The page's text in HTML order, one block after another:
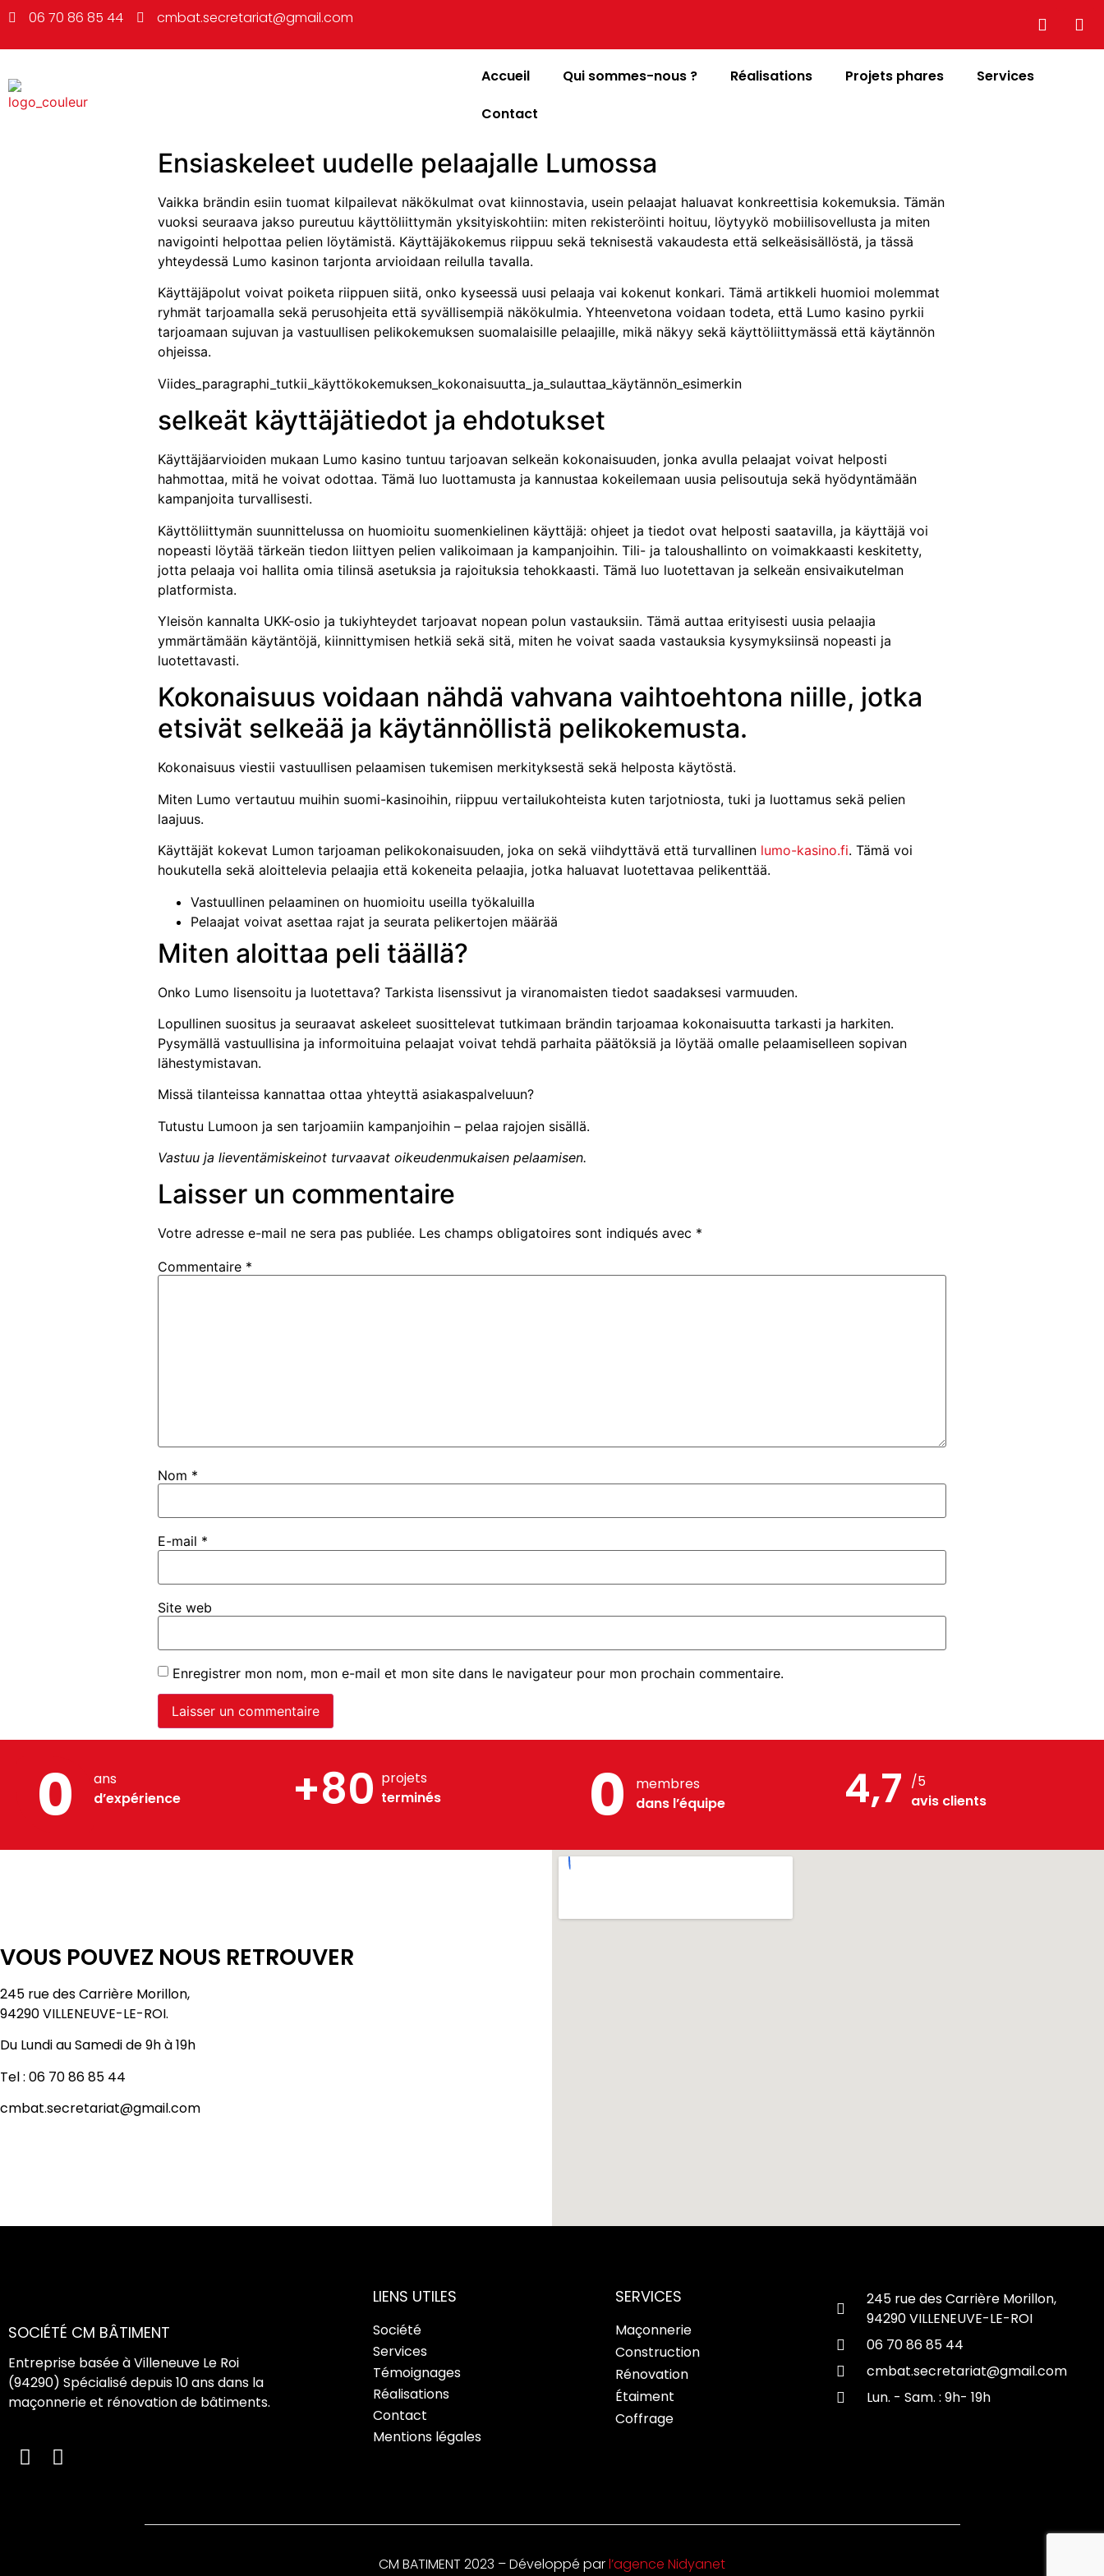
06 70 86 85 44 cmbat.secretariat@gmail.com
Accueil Qui sommes-nous ? Réalisations Projets phares
Services
Contact
Ensiaskeleet uudelle pelaajalle Lumossa
Vaikka brändin esiin tuomat kilpailevat näkökulmat ovat kiinnostavia, usein pelaajat haluavat konkreettisia kokemuksia. Tämän
vuoksi seuraava jakso pureutuu käyttöliittymän yksityiskohtiin: miten rekisteröinti hoituu, löytyykö mobiilisovellusta ja miten
navigointi helpottaa pelien löytämistä. Käyttäjäkokemus riippuu sekä teknisestä vakaudesta että selkeäsisällöstä, ja tässä
yhteydessä Lumo kasinon tarjonta arvioidaan reilulla tavalla.
Käyttäjäpolut voivat poiketa riippuen siitä, onko kyseessä uusi pelaaja vai kokenut konkari. Tämä artikkeli huomioi molemmat
ryhmät tarjoamalla sekä perusohjeita että syvällisempiä näkökulmia. Yhteenvetona voidaan todeta, että Lumo kasino pyrkii
tarjoamaan sujuvan ja vastuullisen pelikokemuksen suomalaisille pelaajille, mikä näkyy sekä käyttöliittymässä että käytännön
ohjeissa.
Viides_paragraphi_tutkii_käyttökokemuksen_kokonaisuutta_ja_sulauttaa_käytännön_esimerkin
selkeät käyttäjätiedot ja ehdotukset
Käyttäjäarvioiden mukaan Lumo kasino tuntuu tarjoavan selkeän kokonaisuuden, jonka avulla pelaajat voivat helposti
hahmottaa, mitä he voivat odottaa. Tämä luo luottamusta ja kannustaa kokeilemaan uusia pelisoutuja sekä hyödyntämään
kampanjoita turvallisesti.
Käyttöliittymän suunnittelussa on huomioitu suomenkielinen käyttäjä: ohjeet ja tiedot ovat helposti saatavilla, ja käyttäjä voi
nopeasti löytää tärkeän tiedon liittyen pelien valikoimaan ja kampanjoihin. Tili- ja taloushallinto on voimakkaasti keskitetty,
jotta pelaaja voi hallita omia tilinsä asetuksia ja rajoituksia tehokkaasti. Tämä luo luotettavan ja selkeän ensivaikutelman
platformista.
Yleisön kannalta UKK-osio ja tukiyhteydet tarjoavat nopean polun vastauksiin. Tämä auttaa erityisesti uusia pelaajia
ymmärtämään käytäntöjä, kiinnittymisen hetkiä sekä sitä, miten he voivat saada vastauksia kysymyksiinsä nopeasti ja
luotettavasti.
Kokonaisuus voidaan nähdä vahvana vaihtoehtona niille, jotka
etsivät selkeää ja käytännöllistä pelikokemusta.
Kokonaisuus viestii vastuullisen pelaamisen tukemisen merkityksestä sekä helposta käytöstä.
Miten Lumo vertautuu muihin suomi-kasinoihin, riippuu vertailukohteista kuten tarjotniosta, tuki ja luottamus sekä pelien
laajuus.
Käyttäjät kokevat Lumon tarjoaman pelikokonaisuuden, joka on sekä viihdyttävä että turvallinen lumo-kasino.fi. Tämä voi
houkutella sekä aloittelevia pelaajia että kokeneita pelaajia, jotka haluavat luotettavaa pelikenttää.
Vastuullinen pelaaminen on huomioitu useilla työkaluilla
Pelaajat voivat asettaa rajat ja seurata pelikertojen määrää
Miten aloittaa peli täällä?
Onko Lumo lisensoitu ja luotettava? Tarkista lisenssivut ja viranomaisten tiedot saadaksesi varmuuden.
Lopullinen suositus ja seuraavat askeleet suosittelevat tutkimaan brändin tarjoamaa kokonaisuutta tarkasti ja harkiten.
Pysymällä vastuullisina ja informoituina pelaajat voivat tehdä parhaita päätöksiä ja löytää omalle pelaamiselleen sopivan
lähestymistavan.
Missä tilanteissa kannattaa ottaa yhteyttä asiakaspalveluun?
Tutustu Lumoon ja sen tarjoamiin kampanjoihin – pelaa rajojen sisällä.
Vastuu ja lieventämiskeinot turvaavat oikeudenmukaisen pelaamisen.
Laisser un commentaire
Votre adresse e-mail ne sera pas publiée. Les champs obligatoires sont indiqués avec *
Commentaire *
Nom *
E-mail *
Site web
Enregistrer mon nom, mon e-mail et mon site dans le navigateur pour mon prochain commentaire.
0
ans
d’expérience
+80 projets
terminés
0
membres
dans l’équipe
4,7 /5
avis clients
VOUS POUVEZ NOUS RETROUVER
245 rue des Carrière Morillon,
94290 VILLENEUVE-LE-ROI.
Du Lundi au Samedi de 9h à 19h
Tel : 06 70 86 85 44
cmbat.secretariat@gmail.com
SOCIÉTÉ CM BÂTIMENT
Entreprise basée à Villeneuve Le Roi
(94290) Spécialisé depuis 10 ans dans la
maçonnerie et rénovation de bâtiments.
LIENS UTILES
Société
Services
Témoignages
Réalisations
Contact
Mentions légales
SERVICES
Maçonnerie
Construction
Rénovation
Étaiment
Coffrage
245 rue des Carrière Morillon,
94290 VILLENEUVE-LE-ROI
06 70 86 85 44
cmbat.secretariat@gmail.com
Lun. - Sam. : 9h- 19h
CM BATIMENT 2023 – Développé parl’agence Nidyanet